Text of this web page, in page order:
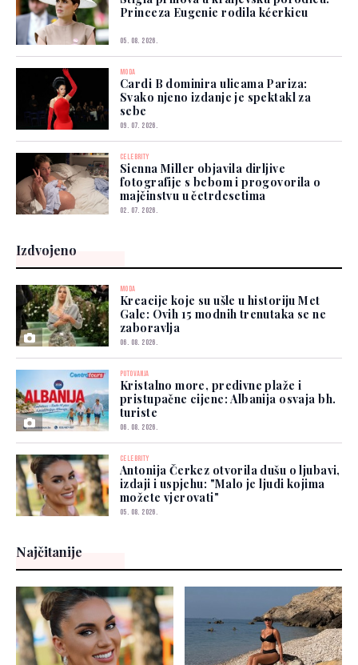
Princeza Eugenie rodila kćerkicu
05. 08. 2026.
MODA
Cardi B dominira ulicama Pariza:
Svako njeno izdanje je spektakl za
sebe
09. 07. 2026.
CELEBRITY
Sienna Miller objavila dirljive
fotografije s bebom i progovorila o
majčinstvu u četrdesetima
02. 07. 2026.
Izdvojeno
MODA
Kreacije koje su ušle u historiju Met
Gale: Ovih 15 modnih trenutaka se ne
zaboravlja
06. 08. 2026.
PUTOVANJA
Kristalno more, predivne plaže i
pristupačne cijene: Albanija osvaja bh.
turiste
06. 08. 2026.
CELEBRITY
Antonija Čerkez otvorila dušu o ljubavi,
izdaji i uspjehu: "Malo je ljudi kojima
možete vjerovati"
05. 08. 2026.
Najčitanije